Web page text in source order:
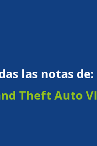
las notas de:
Theft Auto VI